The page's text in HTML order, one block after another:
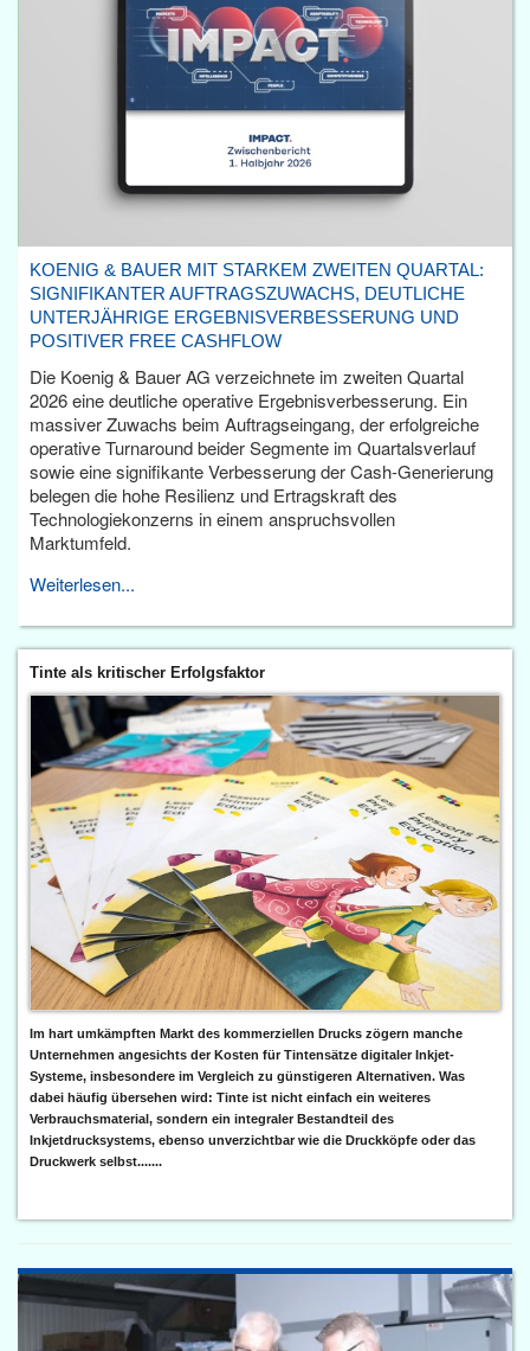
KOENIG & BAUER MIT STARKEM ZWEITEN QUARTAL:
SIGNIFIKANTER AUFTRAGSZUWACHS, DEUTLICHE
UNTERJÄHRIGE ERGEBNISVERBESSERUNG UND
POSITIVER FREE CASHFLOW
Die Koenig & Bauer AG verzeichnete im zweiten Quartal
2026 eine deutliche operative Ergebnisverbesserung. Ein
massiver Zuwachs beim Auftragseingang, der erfolgreiche
operative Turnaround beider Segmente im Quartalsverlauf
sowie eine signifikante Verbesserung der Cash-Generierung
belegen die hohe Resilienz und Ertragskraft des
Technologiekonzerns in einem anspruchsvollen
Marktumfeld.
Weiterlesen...
Tinte als kritischer Erfolgsfaktor
Im hart umkämpften Markt des kommerziellen Drucks zögern manche
Unternehmen angesichts der Kosten für Tintensätze digitaler Inkjet-
Systeme, insbesondere im Vergleich zu günstigeren Alternativen. Was
dabei häufig übersehen wird: Tinte ist nicht einfach ein weiteres
Verbrauchsmaterial, sondern ein integraler Bestandteil des
Inkjetdrucksystems, ebenso unverzichtbar wie die Druckköpfe oder das
Druckwerk selbst.......